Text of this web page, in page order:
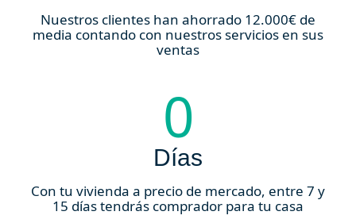
Nuestros clientes han ahorrado 12.000€ de
media contando con nuestros servicios en sus
ventas
Días
0
Con tu vivienda a precio de mercado, entre 7 y
15 días tendrás comprador para tu casa